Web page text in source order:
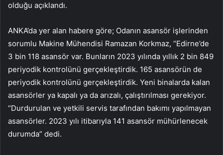
olduğu açıklandı.
ANKA’da yer alan habere göre; Odanın asansör işlerinden
sorumlu Makine Mühendisi Ramazan Korkmaz, “Edirne’de
3 bin 118 asansör var. Bunların 2023 yılında yıllık 2 bin 849
periyodik kontrolünü gerçekleştirdik. 165 asansörün de
periyodik kontrolünü gerçekleştirdik. Yeni binalarda kalan
asansörler ya kapalı ya da arızalı, çalıştırılması gerekiyor.
“Durdurulan ve yetkili servis tarafından bakımı yapılmayan
asansörler. 2023 yılı itibarıyla 141 asansör mühürlenecek
durumda” dedi.